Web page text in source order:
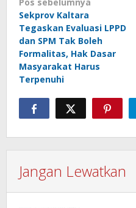
pos
Sekprov Kaltara
Tegaskan Evaluasi LPPD
dan SPM Tak Boleh
Formalitas, Hak Dasar
Masyarakat Harus
Terpenuhi
Jangan Lewatkan